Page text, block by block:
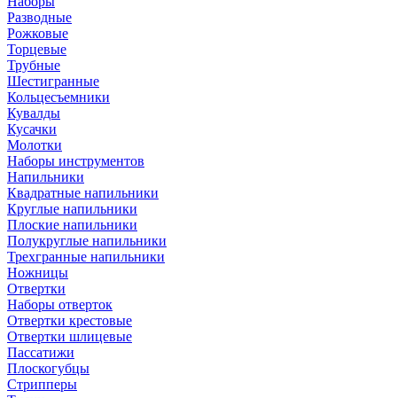
Разводные
Рожковые
Торцевые
Трубные
Шестигранные
Кольцесъемники
Кувалды
Кусачки
Молотки
Наборы инструментов
Напильники
Квадратные напильники
Круглые напильники
Плоские напильники
Полукруглые напильники
Трехгранные напильники
Ножницы
Отвертки
Наборы отверток
Отвертки крестовые
Отвертки шлицевые
Пассатижи
Плоскогубцы
Стрипперы